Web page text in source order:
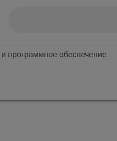
и программное обеспечение